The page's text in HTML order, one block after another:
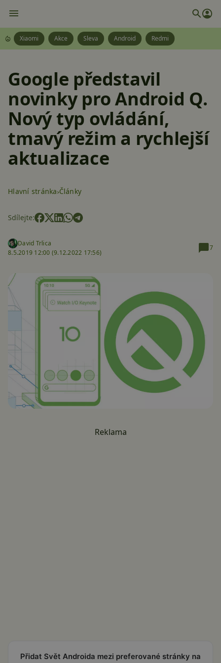
Xiaomi Akce Sleva Android Redmi
Google představil
novinky pro Android Q.
Nový typ ovládání,
tmavý režim a rychlejší
aktualizace
Hlavní stránka Články
Sdílejte:
David Trlica
8.5.2019 12:00 (9.12.2022 17:56)
7
Reklama
Přidat Svět Androida mezi preferované stránky na